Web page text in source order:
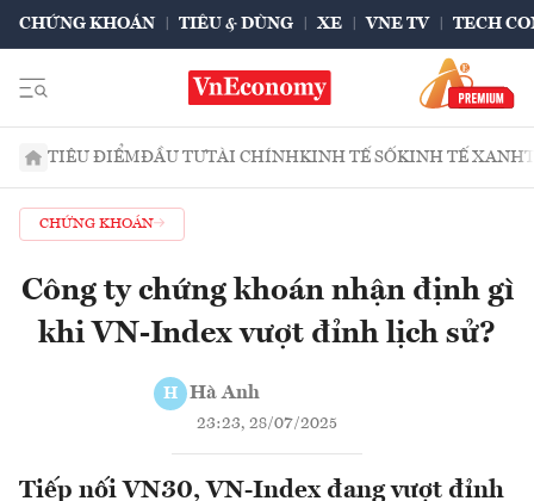
CHỨNG KHOÁN TIÊU & DÙNG XE VNE TV TECH
TIÊU ĐIỂMĐẦU TƯTÀI CHÍNHKINH TẾ SỐKINH TẾ XANH
CHỨNG KHOÁN
Công ty chứng khoán nhận định gì
khi VN-Index vượt đỉnh lịch sử?
H Hà Anh
23:23, 28/07/2025
Tiếp nối VN30, VN-Index đang vượt đỉnh